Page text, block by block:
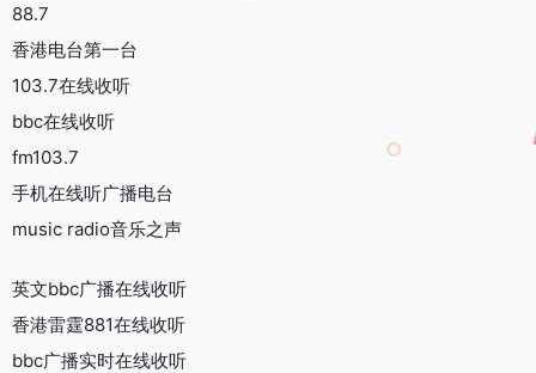
88.7
香港电台第一台
103.7在线收听
bbc在线收听
fm103.7
手机在线听广播电台
music radio音乐之声
英文bbc广播在线收听
香港雷霆881在线收听
bbc广播实时在线收听